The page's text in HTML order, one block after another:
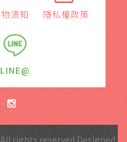
須知 隱私權政策
LINE@
rights reserved.Designed